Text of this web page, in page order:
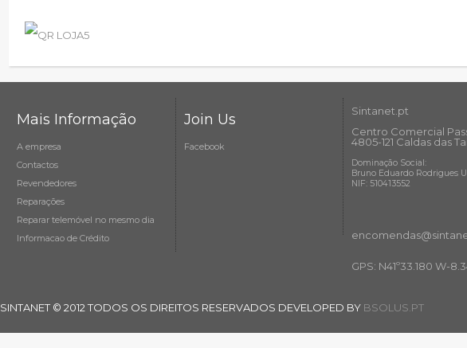
Mais Informação
A empresa
Contactos
Revendedores
Reparações
Reparar telemóvel no mesmo dia
Informacao de Crédito
Join Us
Facebook
Sintanet.pt
Centro Comercial
4805-121 Caldas das
Dominação Social:
Bruno Eduardo Rodrigues
NIF: 510413552
GPS: N41º33.180 W-
SINTANET © 2012 TODOS OS DIREITOS RESERVADOS DEVELOPED BY BSOLUS.PT